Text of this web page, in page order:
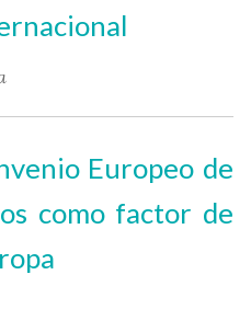
Europeo de
como factor de